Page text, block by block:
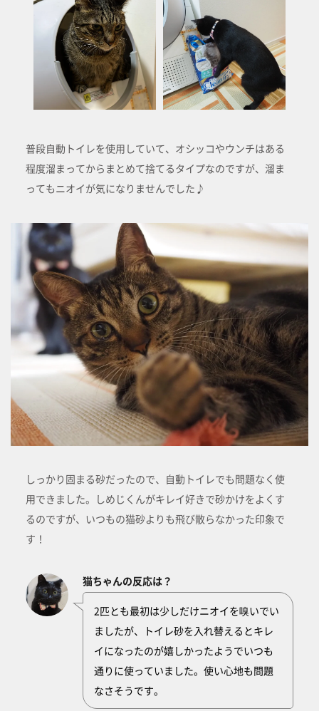
普段自動トイレを使用していて、オシッコやウンチはある
程度溜まってからまとめて捨てるタイプなのですが、溜ま
ってもニオイが気になりませんでした♪
しっかり固まる砂だったので、自動トイレでも問題なく使
用できました。しめじくんがキレイ好きで砂かけをよくす
るのですが、いつもの猫砂よりも飛び散らなかった印象で
す！
猫ちゃんの反応は？
2匹とも最初は少しだけニオイを嗅いでい
ましたが、トイレ砂を入れ替えるとキレ
イになったのが嬉しかったようでいつも
通りに使っていました。使い心地も問題
なさそうです。